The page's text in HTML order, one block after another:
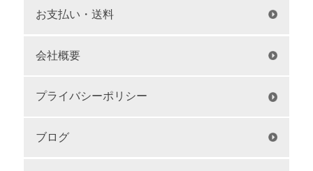
お支払い・送料
会社概要
プライバシーポリシー
ブログ